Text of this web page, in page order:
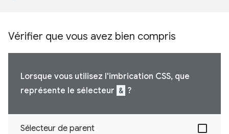
Vérifier que vous avez bien compris
Lorsque vous utilisez l'imbrication CSS, que
représente le sélecteur & ?
Sélecteur de parent